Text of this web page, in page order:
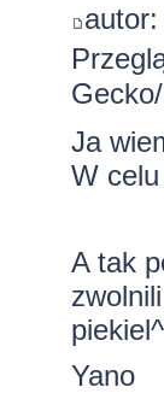
autor:
Ja
W
A tak
Yano